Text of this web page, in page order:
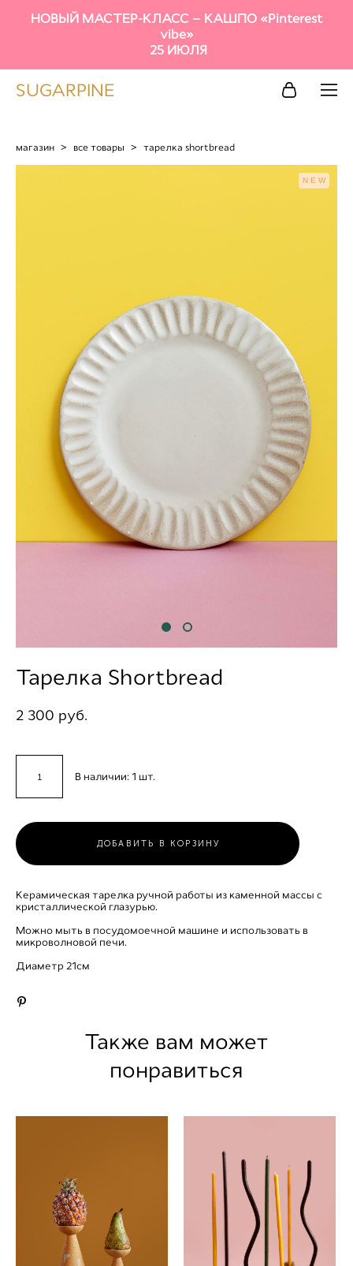
НОВЫЙ МАСТЕР-КЛАСС – КАШПО «Pinterest
vibe»
25 ИЮЛЯ
SUGARPINE
магазин > все товары > тарелка shortbread
NEW
Тарелка Shortbread
2 300 pуб.
В наличии: 1 шт.
ДОБАВИТЬ В КОРЗИНУ
Керамическая тарелка ручной работы из каменной массы с
кристаллической глазурью.
Можно мыть в посудомоечной машине и использовать в
микроволновой печи.
Диаметр 21см
Также вам может
понравиться